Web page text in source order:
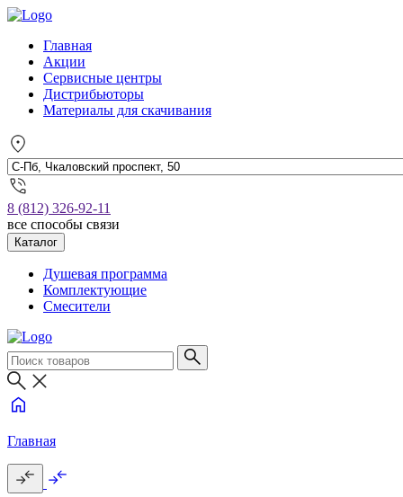
Главная
Акции
Сервисные центры
Дистрибьюторы
Материалы для скачивания
8 (812) 326-92-11
все способы связи
Каталог
Душевая программа
Комплектующие
Смесители
Главная